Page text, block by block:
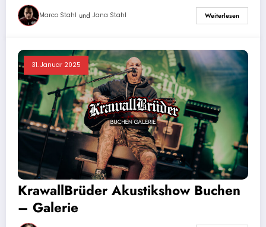
Marco Stahl und Jana Stahl Weiterlesen
31. Januar 2025
KrawallBrüder Akustikshow Buchen
– Galerie